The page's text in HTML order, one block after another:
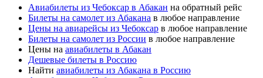
Авиабилеты из Чебоксар в Абакан на обратный рейс
Билеты на самолет из Абакана в любое направление
Цены на авиарейсы из Чебоксар в любое направление
Билеты на самолет из России в любое направление
Цены на авиабилеты в Абакан
Дешевые билеты в Россию
Найти авиабилеты из Абакана в Россию